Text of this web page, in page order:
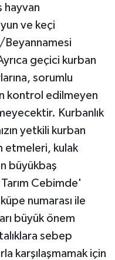
hayvan
ve keçi
geçici kurban
sorumlu
kontrol edilmeyen
Kurbanlık
yetkili kurban
etmeleri, kulak
büyükbaş
Cebimde'
numarası ile
büyük önem
sebep
karşılaşmamak için